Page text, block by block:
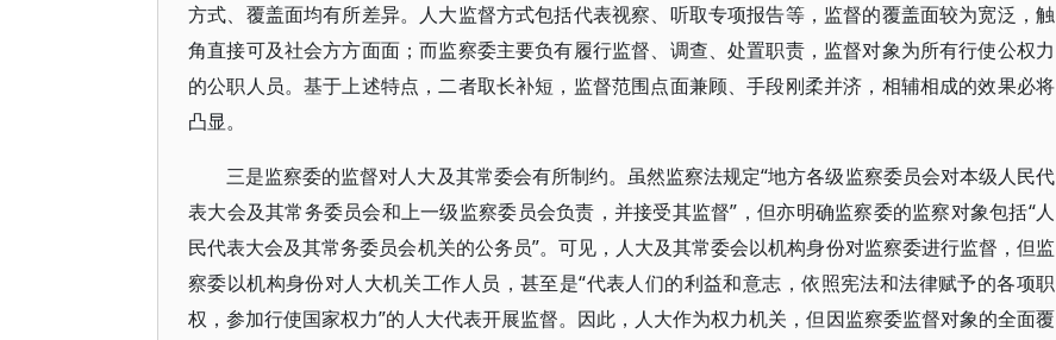
方式、覆盖面均有所差异。人大监督方式包括代表视察、听取专项报告等，监督的覆盖面较为宽泛，触
角直接可及社会方方面面；而监察委主要负有履行监督、调查、处置职责，监督对象为所有行使公权力
的公职人员。基于上述特点，二者取长补短，监督范围点面兼顾、手段刚柔并济，相辅相成的效果必将
凸显。
三是监察委的监督对人大及其常委会有所制约。虽然监察法规定“地方各级监察委员会对本级人民代
表大会及其常务委员会和上一级监察委员会负责，并接受其监督”，但亦明确监察委的监察对象包括“人
民代表大会及其常务委员会机关的公务员”。可见，人大及其常委会以机构身份对监察委进行监督，但监
察委以机构身份对人大机关工作人员，甚至是“代表人们的利益和意志，依照宪法和法律赋予的各项职
权，参加行使国家权力”的人大代表开展监督。因此，人大作为权力机关，但因监察委监督对象的全面覆